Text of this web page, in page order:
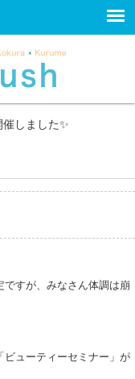
しました✨
すが、みなさん体調は崩
ビューティーセミナー」が